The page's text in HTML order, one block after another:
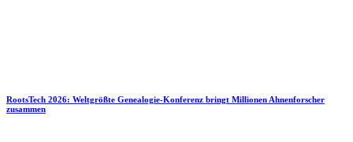
RootsTech 2026: Weltgrößte Genealogie-Konferenz bringt Millionen Ahnenforscher
zusammen